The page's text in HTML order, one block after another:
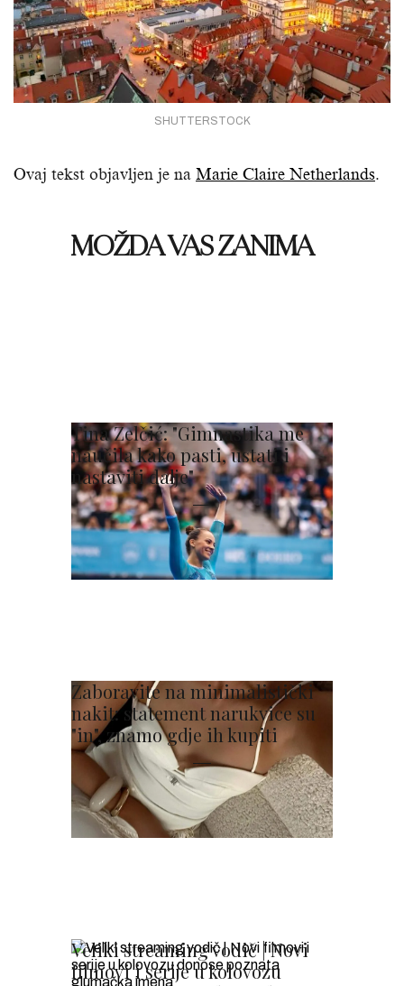
SHUTTERSTOCK
Ovaj tekst objavljen je na Marie Claire Netherlands.
MOŽDA VAS ZANIMA
Tina Zelčić: "Gimnastika me
naučila kako pasti, ustati i
nastaviti dalje"
Zaboravite na minimalistički
nakit: statement narukvice su
"in", znamo gdje ih kupiti
Veliki streaming vodič | Novi
filmovi i serije u kolovozu